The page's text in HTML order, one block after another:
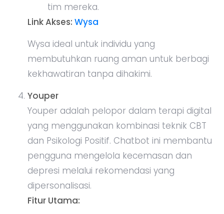
tim mereka.
Link Akses: Wysa
Wysa ideal untuk individu yang
membutuhkan ruang aman untuk berbagi
kekhawatiran tanpa dihakimi.
Youper
Youper adalah pelopor dalam terapi digital
yang menggunakan kombinasi teknik CBT
dan Psikologi Positif. Chatbot ini membantu
pengguna mengelola kecemasan dan
depresi melalui rekomendasi yang
dipersonalisasi.
Fitur Utama: